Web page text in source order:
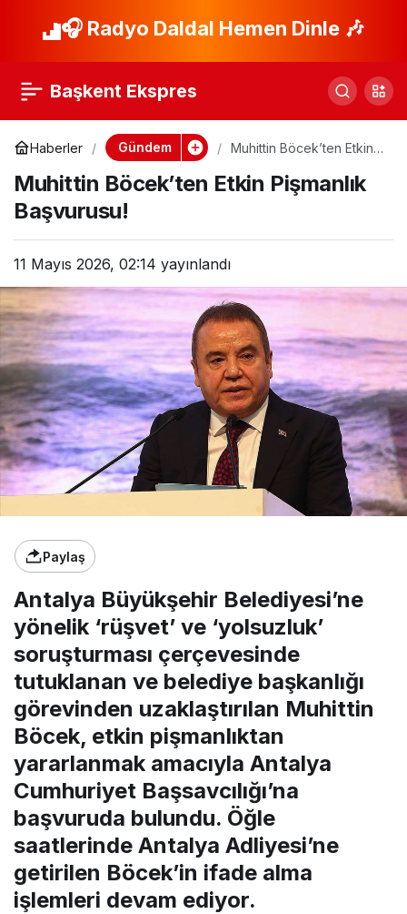
🎧 Radyo Daldal Hemen Dinle 🎶
Başkent Ekspres
Haberler Gündem
Muhittin Böcek’ten Etkin
Muhittin Böcek’ten Etkin Pişmanlık
Başvurusu!
11 Mayıs 2026, 02:14 yayınlandı
Paylaş
Antalya Büyükşehir Belediyesi’ne
yönelik ‘rüşvet’ ve ‘yolsuzluk’
soruşturması çerçevesinde
tutuklanan ve belediye başkanlığı
görevinden uzaklaştırılan Muhittin
Böcek, etkin pişmanlıktan
yararlanmak amacıyla Antalya
Cumhuriyet Başsavcılığı’na
başvuruda bulundu. Öğle
saatlerinde Antalya Adliyesi’ne
getirilen Böcek’in ifade alma
işlemleri devam ediyor.
Acı Görüntü: Cenaze Paylaş